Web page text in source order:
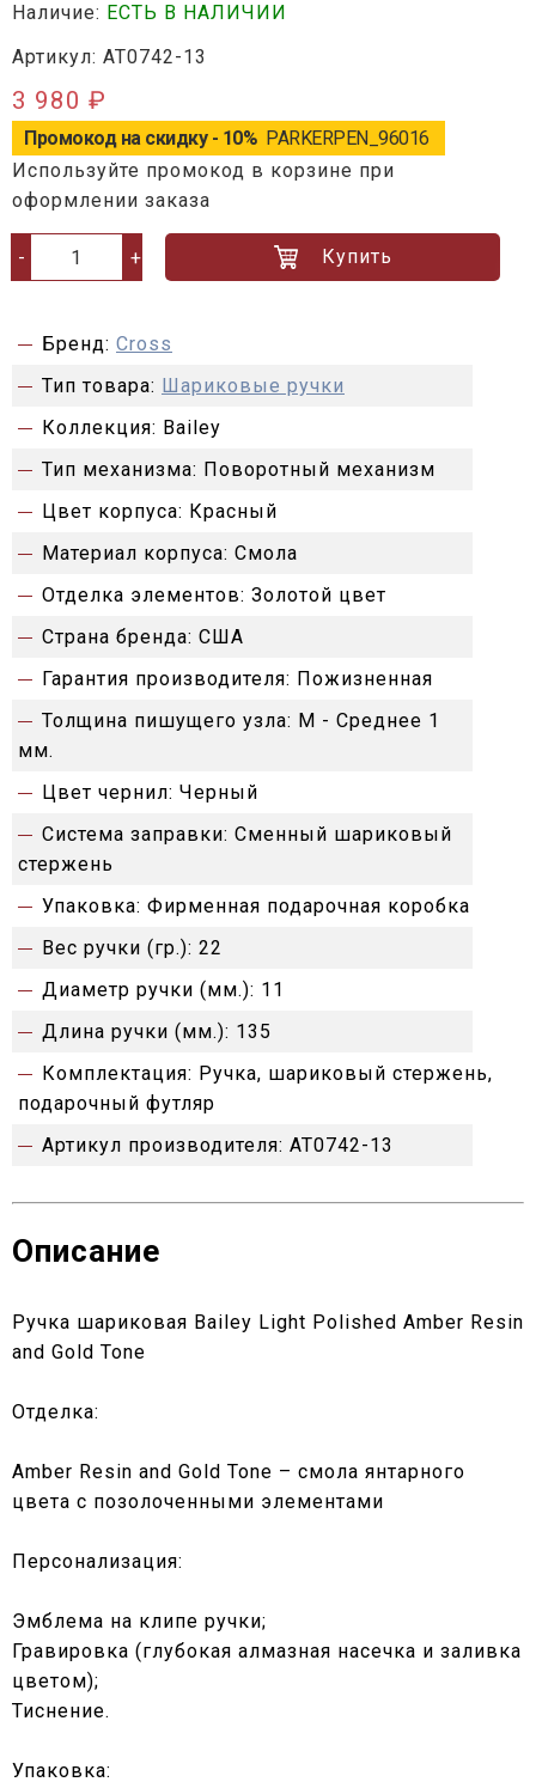
Наличие: ЕСТЬ В НАЛИЧИИ
Артикул: AT0742-13
3 980 ₽
Промокод на скидку - 10% PARKERPEN_96016
Используйте промокод в корзине при
оформлении заказа
- + Купить
Бренд: Cross
Тип товара: Шариковые ручки
Коллекция: Bailey
Тип механизма: Поворотный механизм
Цвет корпуса: Красный
Материал корпуса: Смола
Отделка элементов: Золотой цвет
Страна бренда: США
Гарантия производителя: Пожизненная
Толщина пишущего узла: M - Среднее 1
мм.
Цвет чернил: Черный
Система заправки: Сменный шариковый
стержень
Упаковка: Фирменная подарочная коробка
Вес ручки (гр.): 22
Диаметр ручки (мм.): 11
Длина ручки (мм.): 135
Комплектация: Ручка, шариковый стержень,
подарочный футляр
Артикул производителя: AT0742-13
Описание
Ручка шариковая Bailey Light Polished Amber Resin
and Gold Tone
Отделка:
Amber Resin and Gold Tone – смола янтарного
цвета с позолоченными элементами
Персонализация:
Эмблема на клипе ручки;
Гравировка (глубокая алмазная насечка и заливка
цветом);
Тиснение.
Упаковка: